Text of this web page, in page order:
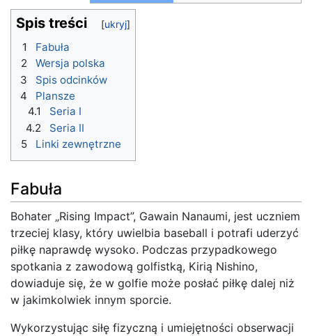
Spis treści
1
Fabuła
2
Wersja polska
3
Spis odcinków
4
Plansze
4.1
Seria I
4.2
Seria II
5
Linki zewnętrzne
Fabuła
Bohater „Rising Impact”, Gawain Nanaumi, jest uczniem
trzeciej klasy, który uwielbia baseball i potrafi uderzyć
piłkę naprawdę wysoko. Podczas przypadkowego
spotkania z zawodową golfistką, Kirią Nishino,
dowiaduje się, że w golfie może posłać piłkę dalej niż
w jakimkolwiek innym sporcie.
Wykorzystując siłę fizyczną i umiejętności obserwacji